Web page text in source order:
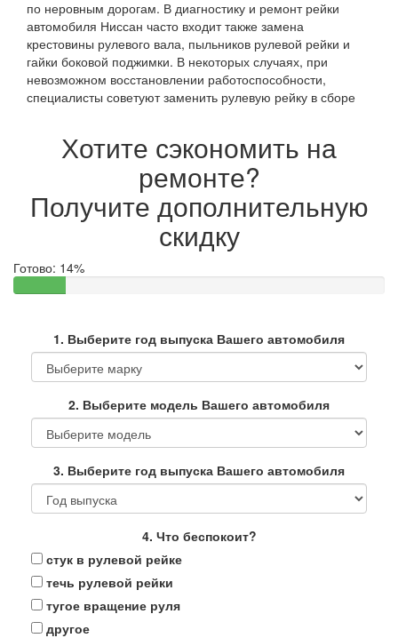
по неровным дорогам. В диагностику и ремонт рейки
автомобиля Ниссан часто входит также замена
крестовины рулевого вала, пыльников рулевой рейки и
гайки боковой поджимки. В некоторых случаях, при
невозможном восстановлении работоспособности,
специалисты советуют заменить рулевую рейку в сборе
Хотите сэкономить на
ремонте?
Получите дополнительную
скидку
Готово: 14%
1. Выберите год выпуска Вашего автомобиля
2. Выберите модель Вашего автомобиля
3. Выберите год выпуска Вашего автомобиля
4. Что беспокоит?
стук в рулевой рейке
течь рулевой рейки
тугое вращение руля
другое